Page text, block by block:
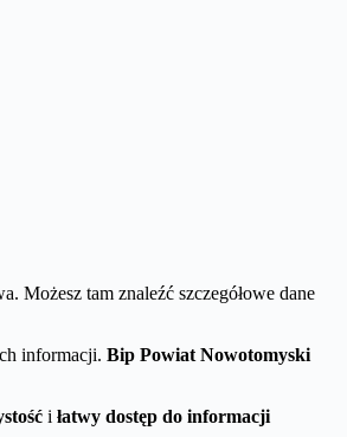
tam znaleźć szczegółowe dane
informacji. Bip Powiat Nowotomyski
i łatwy dostęp do informacji